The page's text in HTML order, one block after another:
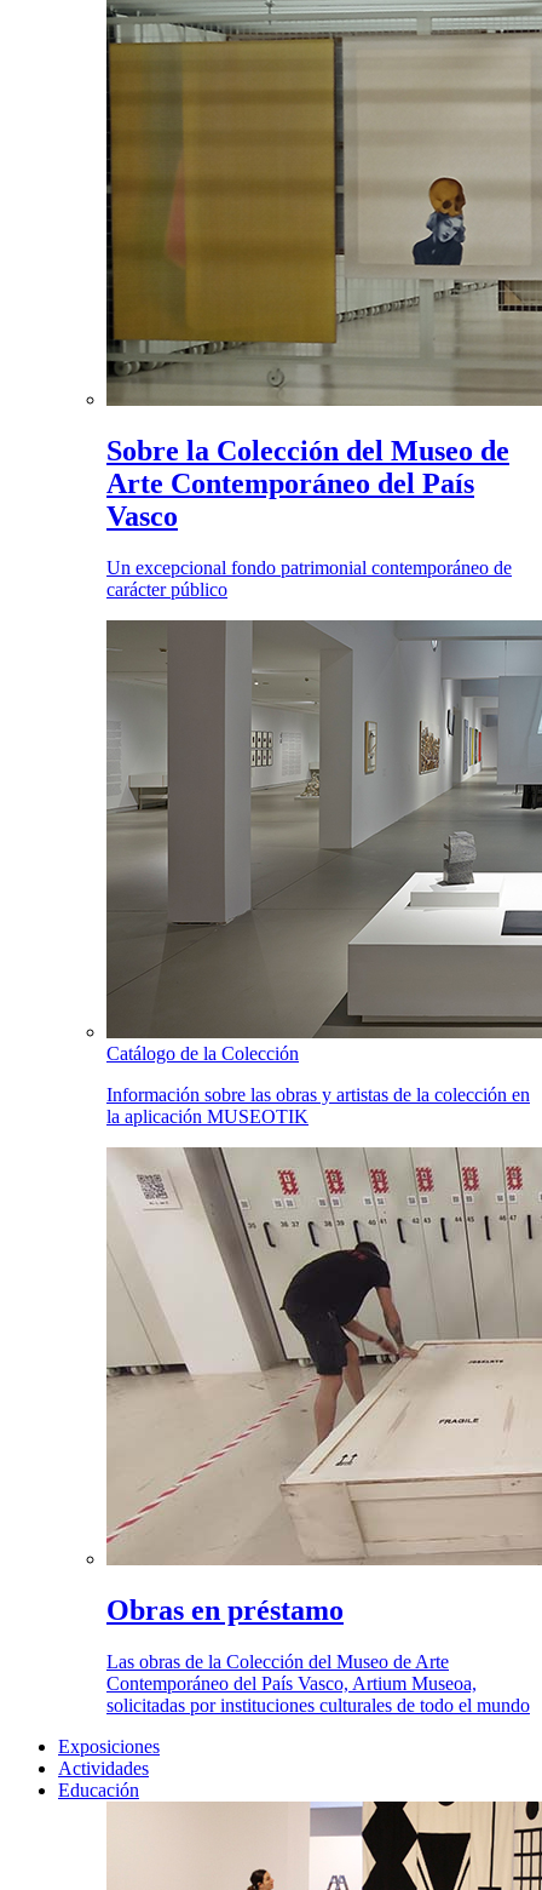
Sobre la Colección del Museo de
Arte Contemporáneo del País
Vasco
Un excepcional fondo patrimonial contemporáneo de
carácter público
Catálogo de la Colección
Información sobre las obras y artistas de la colección en
la aplicación MUSEOTIK
Obras en préstamo
Las obras de la Colección del Museo de Arte
Contemporáneo del País Vasco, Artium Museoa,
solicitadas por instituciones culturales de todo el mundo
Exposiciones
Actividades
Educación